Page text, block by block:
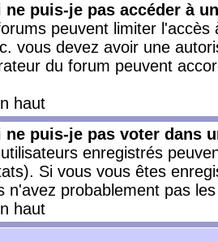
ne puis-je pas accéder à
peuvent limiter
vous devez avoir une
du forum peuvent
haut
ne puis-je pas voter dans
enregistrés
Si vous vous êtes
n'avez probablement pas
haut